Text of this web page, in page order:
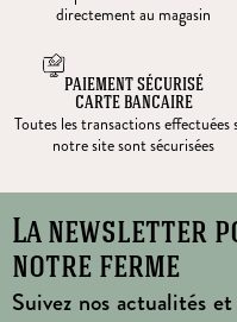
directement au magasin
PAIEMENT SÉCURISÉ
CARTE BANCAIRE
Toutes les transactions effectuées
notre site sont sécurisées
La newsletter
notre ferme
Suivez nos actualités